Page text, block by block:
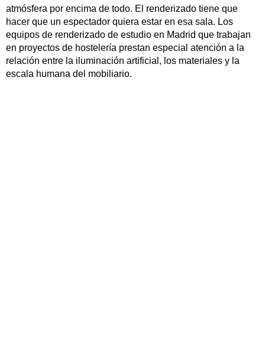
atmósfera por encima de todo. El renderizado tiene que
hacer que un espectador quiera estar en esa sala. Los
equipos de renderizado de estudio en Madrid que trabajan
en proyectos de hostelería prestan especial atención a la
relación entre la iluminación artificial, los materiales y la
escala humana del mobiliario.